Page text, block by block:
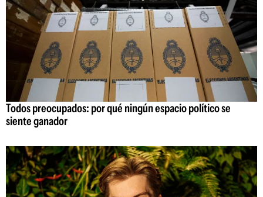
Todos preocupados: por qué ningún espacio político se
siente ganador